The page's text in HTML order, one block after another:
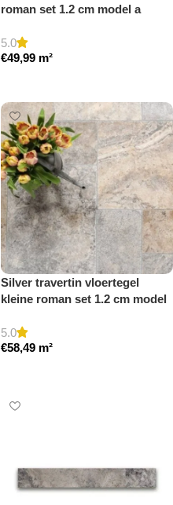
roman set 1.2 cm model a
5.0
€49,99 m²
Silver travertin vloertegel
kleine roman set 1.2 cm model
5.0
€58,49 m²